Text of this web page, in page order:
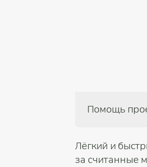
Помощь
Лёгкий и
за считанные